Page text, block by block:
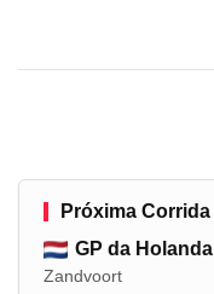
Próxima Corrida
GP da Holanda
Zandvoort